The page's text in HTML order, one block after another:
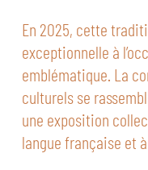
En 2025, cette
exceptionnelle à
emblématique. La
culturels se
une exposition
langue française et à